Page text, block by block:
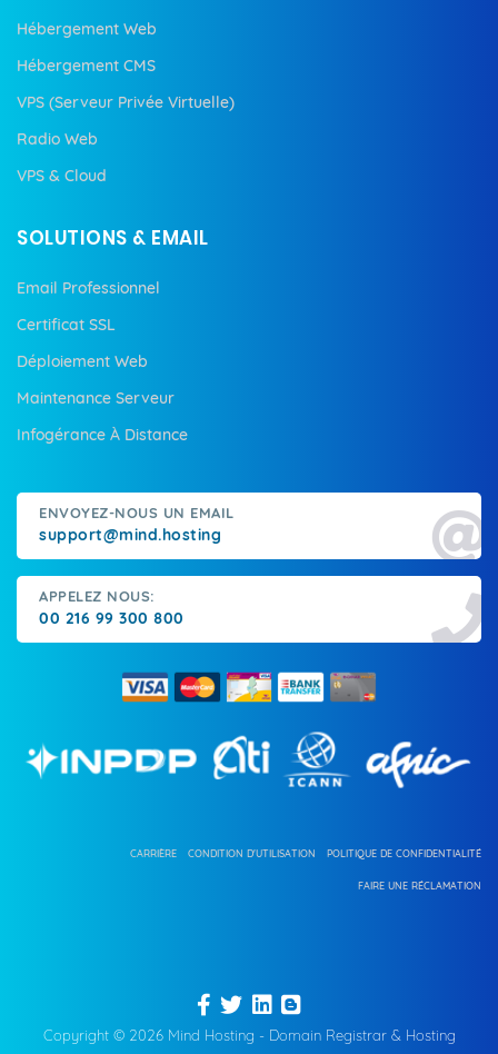
Hébergement Web
Hébergement CMS
VPS (Serveur Privée Virtuelle)
Radio Web
VPS & Cloud
SOLUTIONS & EMAIL
Email Professionnel
Certificat SSL
Déploiement Web
Maintenance Serveur
Infogérance À Distance
ENVOYEZ-NOUS UN EMAIL
support@mind.hosting
APPELEZ NOUS:
00 216 99 300 800
POLITIQUE DE CONFIDENTIALITÉ
CONDITION D'UTILISATION
CARRIÈRE
FAIRE UNE RÉCLAMATION
Copyright © 2026 Mind Hosting - Domain Registrar & Hosting